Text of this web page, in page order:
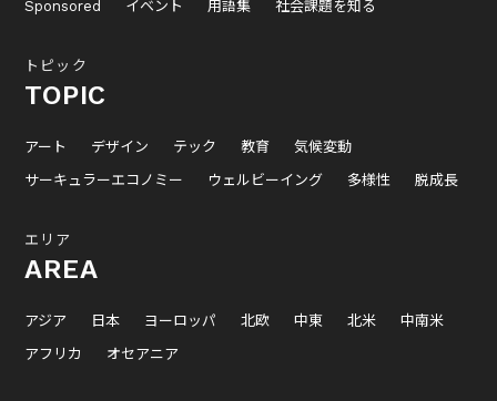
Sponsored
イベント 用語集 社会課題を知る
トピック
TOPIC
アート デザイン テック 教育
気候変動
サーキュラーエコノミー
ウェルビーイング 多様性 脱成長
エリア
AREA
アジア 日本 ヨーロッパ 北欧 中東 北米
中南米
アフリカ
オセアニア